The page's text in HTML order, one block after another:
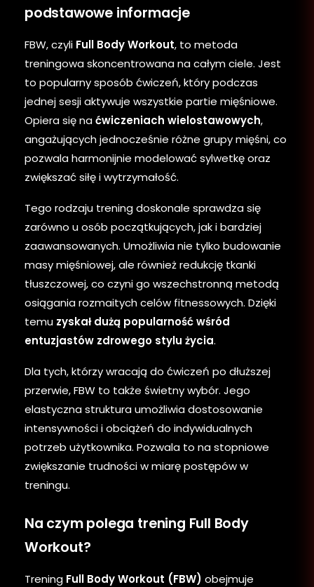
podstawowe informacje
FBW, czyli Full Body Workout, to metoda
treningowa skoncentrowana na całym ciele. Jest
to popularny sposób ćwiczeń, który podczas
jednej sesji aktywuje wszystkie partie mięśniowe.
Opiera się naćwiczeniach wielostawowych,
angażujących jednocześnie różne grupy mięśni, co
pozwala harmonijnie modelować sylwetkę oraz
zwiększać siłę i wytrzymałość.
Tego rodzaju trening doskonale sprawdza się
zarówno u osób początkujących, jak i bardziej
zaawansowanych. Umożliwia nie tylko budowanie
masy mięśniowej, ale również redukcję tkanki
tłuszczowej, co czyni go wszechstronną metodą
osiągania rozmaitych celów fitnessowych. Dzięki
temu zyskał dużą popularność wśród
entuzjastów zdrowego stylu życia.
Dla tych, którzy wracają do ćwiczeń po dłuższej
przerwie, FBW to także świetny wybór. Jego
elastyczna struktura umożliwia dostosowanie
intensywności i obciążeń do indywidualnych
potrzeb użytkownika. Pozwala to na stopniowe
zwiększanie trudności w miarę postępów w
treningu.
Na czym polega trening Full Body
Workout?
Trening Full Body Workout (FBW) obejmuje